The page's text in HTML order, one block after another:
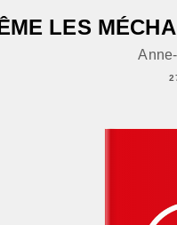
LES